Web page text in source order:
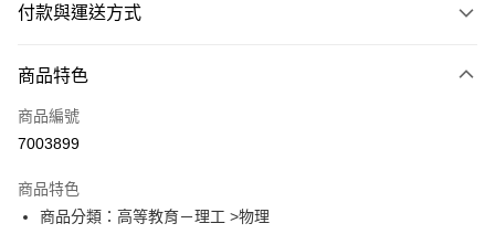
付款與運送方式
信用卡一次付款
超商取貨付款
Google Pay
商品特色
商品編號
7003899
商品特色
商品分類：高等教育－理工 >物理